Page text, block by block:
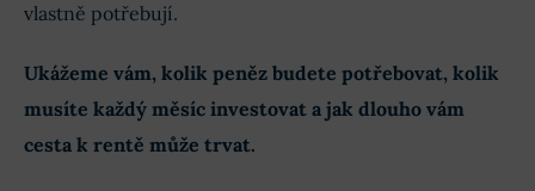
vlastně potřebují.
Ukážeme vám, kolik peněz budete potřebovat, kolik
musíte každý měsíc investovat a jak dlouho vám
cesta k rentě může trvat.